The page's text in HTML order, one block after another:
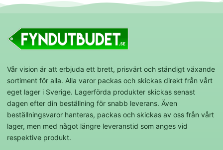
Vår vision är att erbjuda ett brett, prisvärt och ständigt växande
sortiment för alla. Alla varor packas och skickas direkt från vårt
eget lager i Sverige. Lagerförda produkter skickas senast
dagen efter din beställning för snabb leverans. Även
beställningsvaror hanteras, packas och skickas av oss från vårt
lager, men med något längre leveranstid som anges vid
respektive produkt.